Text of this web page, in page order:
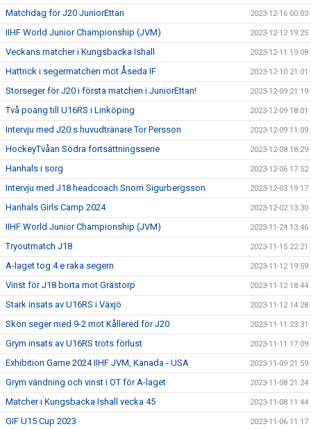
Matchdag för J20 JuniorEttan 2023-12-16 00:03
IIHF World Junior Championship (JVM) 2023-12-12 19:25
Veckans matcher i Kungsbacka Ishall 2023-12-11 19:08
Hattrick i segermatchen mot Åseda IF 2023-12-10 21:01
Storseger för J20 i första matchen i JuniorEttan! 2023-12-09 21:19
Två poäng till U16RS i Linköping 2023-12-09 18:01
Intervju med J20:s huvudtränare Tor Persson 2023-12-09 11:09
HockeyTvåan Södra fortsättningsserie 2023-12-08 18:29
Hanhals i sorg 2023-12-06 17:52
Intervju med J18 headcoach Snorri Sigurbergsson 2023-12-03 19:17
Hanhals Girls Camp 2024 2023-12-02 13:30
IIHF World Junior Championship (JVM) 2023-11-24 13:46
Tryoutmatch J18 2023-11-15 22:21
A-laget tog 4.e raka segern 2023-11-12 19:59
Vinst för J18 borta mot Grästorp 2023-11-12 18:44
Stark insats av U16RS i Växjö 2023-11-12 14:28
Skön seger med 9-2 mot Kållered för J20 2023-11-11 23:31
Grym insats av U16RS trots förlust 2023-11-11 17:09
Exhibition Game 2024 IIHF JVM, Kanada - USA 2023-11-09 21:59
Grym vändning och vinst i OT för A-laget 2023-11-08 21:24
Matcher i Kungsbacka Ishall vecka 45 2023-11-08 11:44
GIF U15 Cup 2023 2023-11-06 11:17